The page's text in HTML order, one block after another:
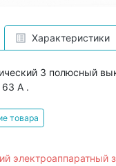
Характеристики
3 полюсный
63 А .
товара
электроаппаратный